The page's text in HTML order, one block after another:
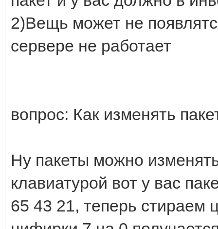
2)Вещь может не
сервере не работает
вопрос: Как изменять
Ну пакеты можно
клавиатурой вот у вас
65 43 21, теперь стираем